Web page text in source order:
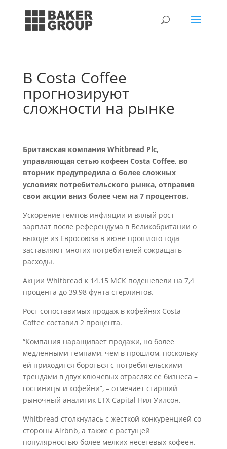
В Costa Coffee
прогнозируют
сложности на рынке
Британская компания Whitbread Plc,
управляющая сетью кофеен Costa Coffee, во
вторник предупредила о более сложных
условиях потребительского рынка, отправив
свои акции вниз более чем на 7 процентов.
Ускорение темпов инфляции и вялый рост
зарплат после референдума в Великобритании о
выходе из Евросоюза в июне прошлого года
заставляют многих потребителей сокращать
расходы.
Акции Whitbread к 14.15 МСК подешевели на 7,4
процента до 39,98 фунта стерлингов.
Рост сопоставимых продаж в кофейнях Costa
Coffee составил 2 процента.
“Компания наращивает продажи, но более
медленными темпами, чем в прошлом, поскольку
ей приходится бороться с потребительскими
трендами в двух ключевых отраслях ее бизнеса –
гостиницы и кофейни”, – отмечает старший
рыночный аналитик ETX Capital Нил Уилсон.
Whitbread столкнулась с жесткой конкуренцией со
стороны Airbnb, а также с растущей
популярностью более мелких несетевых кофеен.